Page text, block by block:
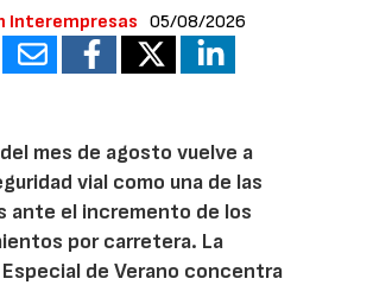
Interempresas 05/08/2026
mes de agosto vuelve a
vial como una de las
ante el incremento de los
por carretera. La
de Verano concentra